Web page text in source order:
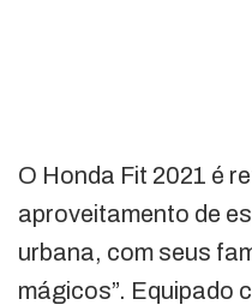
O Honda Fit 2021 é
aproveitamento de
urbana, com seus
mágicos”. Equipado